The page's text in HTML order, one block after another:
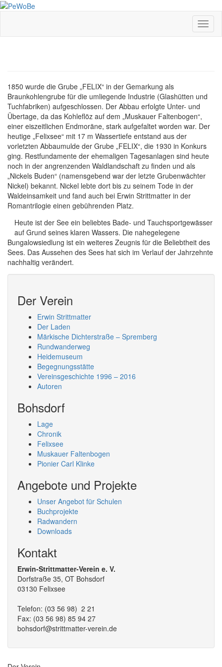
Skip
content
1850 wurde die Grube „FELIX“ in der Gemarkung als
Braunkohlengrube für die umliegende Industrie (Glashütten und
Tuchfabriken) aufgeschlossen. Der Abbau erfolgte Unter- und
Übertage, da das Kohleflöz auf dem „Muskauer Faltenbogen“,
einer eiszeitlichen Endmoräne, stark aufgefaltet worden war. Der
heutige „Felixsee“ mit 17 m Wassertiefe entstand aus der
vorletzten Abbaumulde der Grube „FELIX“, die 1930 in Konkurs
ging. Restfundamente der ehemaligen Tagesanlagen sind heute
noch in der angrenzenden Waldlandschaft zu finden und als
„Nickels Buden“ (namensgebend war der letzte Grubenwächter
Nickel) bekannt. Nickel lebte dort bis zu seinem Tode in der
Waldeinsamkeit und fand auch bei Erwin Strittmatter in der
Romantrilogie einen gebührenden Platz.
Heute ist der See ein beliebtes Bade- und Tauchsportgewässer
auf Grund seines klaren Wassers. Die nahegelegene
Bungalowsiedlung ist ein weiteres Zeugnis für die Beliebtheit des
Sees. Das Aussehen des Sees hat sich im Verlauf der Jahrzehnte
nachhaltig verändert.
Der Verein
Erwin Strittmatter
Der Laden
Märkische Dichterstraße – Spremberg
Rundwanderweg
Heidemuseum
Begegnungsstätte
Vereinsgeschichte 1996 – 2016
Autoren
Bohsdorf
Lage
Chronik
Felixsee
Muskauer Faltenbogen
Pionier Carl Klinke
Angebote und Projekte
Unser Angebot für Schulen
Buchprojekte
Radwandern
Downloads
Kontakt
Erwin-Strittmatter-Verein e. V.
Dorfstraße 35, OT Bohsdorf
03130 Felixsee
Telefon: (03 56 98) 2 21
Fax: (03 56 98) 85 94 27
bohsdorf@strittmatter-verein.de